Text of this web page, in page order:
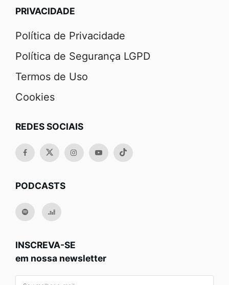
PRIVACIDADE
Política de Privacidade
Política de Segurança LGPD
Termos de Uso
Cookies
REDES SOCIAIS
PODCASTS
INSCREVA-SE
em nossa newsletter